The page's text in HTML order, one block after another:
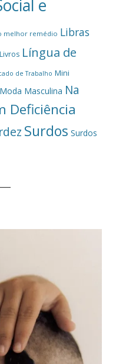
e
melhor remédio Libras
Livros Língua de
de Trabalho Mini
Moda Masculina Na
Deficiência
Surdos Surdos